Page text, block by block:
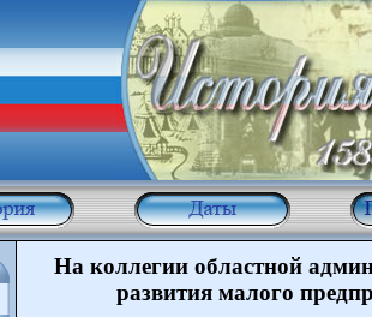
На коллегии областной
развития малого